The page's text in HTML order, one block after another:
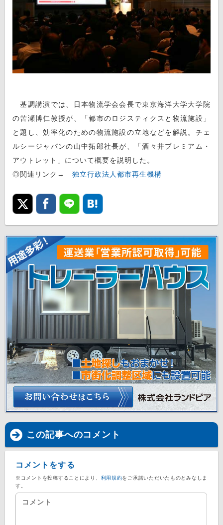
基調講演では、日本物流学会会長で東京海洋大学大学院
の苦瀬博仁教授が、「都市のロジスティクスと物流施設」
と題し、効率化のための物流施設の立地などを解説。チェ
ルシージャパンの山中拓郎社長が、「酒々井プレミアム・
アウトレット」について概要を説明した。
◎関連リンク→ 独立行政法人都市再生機構
この記事へのコメント
コメントをする
※コメントを投稿することにより、 利用規約をご承諾いただいたものとみなしま
す。